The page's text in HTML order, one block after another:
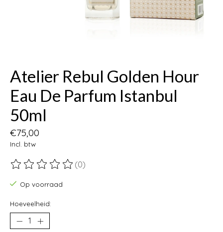
Atelier Rebul Golden Hour
Eau De Parfum Istanbul
50ml
€75,00
Incl. btw
De beoordeling van dit product is
(0)
Op voorraad
Hoeveelheid: